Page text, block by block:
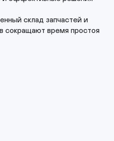
склад запчастей и
сокращают время простоя